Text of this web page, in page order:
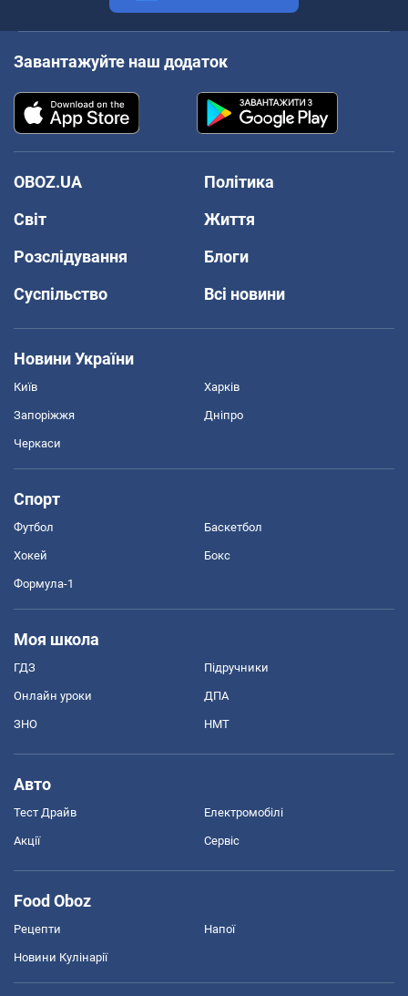
Завантажуйте наш додаток
OBOZ.UA
Політика
Світ
Життя
Розслідування
Блоги
Суспільство
Всі новини
Новини України
Київ Харків
Запоріжжя Дніпро
Черкаси
Спорт
Футбол Баскетбол
Хокей Бокс
Формула-1
Моя школа
ГДЗ Підручники
Онлайн уроки ДПА
ЗНО НМТ
Авто
Тест Драйв Електромобілі
Акції Сервіс
Food Oboz
Рецепти Напої
Новини Кулінарії